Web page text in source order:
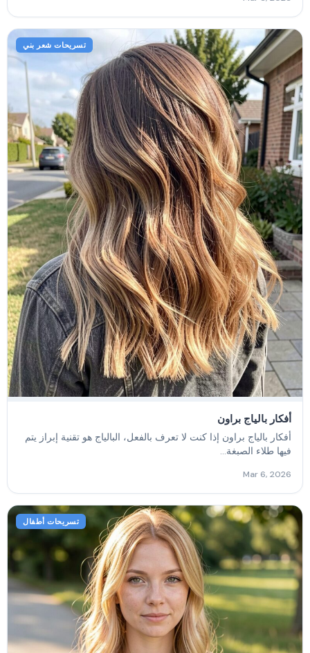
تسريحات شعر بني
أفكار بالياج براون
أفكار بالياج براون إذا كنت لا تعرف بالفعل، البالياج هو تقنية إبراز يتم
فيها طلاء الصبغة...
Mar 6, 2026
تسريحات أطفال